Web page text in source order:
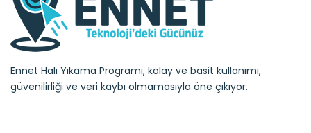
Ennet Halı Yıkama Programı, kolay ve basit kullanımı,
güvenilirliği ve veri kaybı olmamasıyla öne çıkıyor.